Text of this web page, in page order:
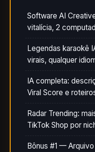
Software AI
vitalícia, 2
Legendas karaokê
virais, qualquer
IA completa:
Viral Score e
Radar Trending:
TikTok Shop por
Bônus #1 —